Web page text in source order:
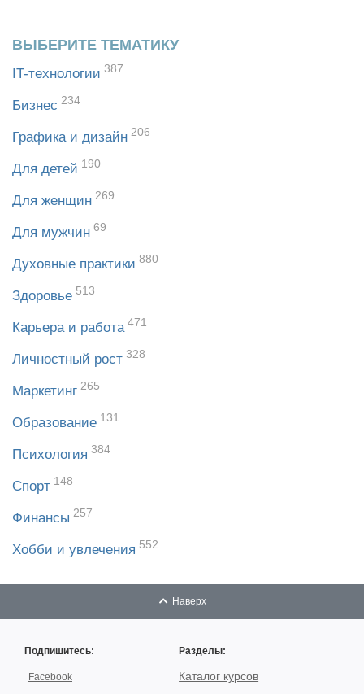
ВЫБЕРИТЕ ТЕМАТИКУ
IT-технологии 387
Бизнес 234
Графика и дизайн 206
Для детей 190
Для женщин 269
Для мужчин 69
Духовные практики 880
Здоровье 513
Карьера и работа 471
Личностный рост 328
Маркетинг 265
Образование 131
Психология 384
Спорт 148
Финансы 257
Хобби и увлечения 552
Наверх
Подпишитесь:
Facebook
Разделы:
Каталог курсов